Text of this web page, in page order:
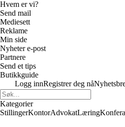
Hvem er vi?
Send mail
Mediesett
Reklame
Min side
Nyheter e-post
Partnere
Send et tips
Butikkguide
Logg innRegistrer deg nå
Kategorier
StillingerKontorAdvokatLæring